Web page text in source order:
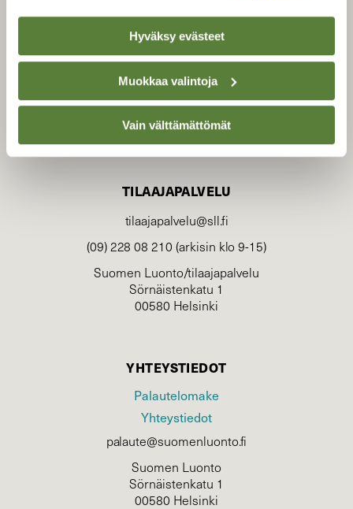
Hyväksy evästeet
Muokkaa valintoja
Vain välttämättömät
TILAAJAPALVELU
tilaajapalvelu@sll.fi
(09) 228 08 210 (arkisin klo 9-15)
Suomen Luonto/tilaajapalvelu
Sörnäistenkatu 1
00580 Helsinki
YHTEYSTIEDOT
Palautelomake
Yhteystiedot
palaute@suomenluonto.fi
Suomen Luonto
Sörnäistenkatu 1
00580 Helsinki